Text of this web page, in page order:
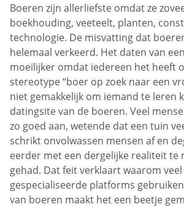
Boeren zijn allerliefste omdat ze
boekhouding, veeteelt, planten,
technologie. De misvatting dat
helemaal verkeerd. Het daten van
moeilijker omdat iedereen het heeft
stereotype “boer op zoek naar een
niet gemakkelijk om iemand te leren
datingsite van de boeren. Veel
zo goed aan, wetende dat een tuin
schrikt onvolwassen mensen af en
eerder met een dergelijke realiteit te
gehad. Dat feit verklaart waarom
gespecialiseerde platforms
van boeren maakt het een beetje